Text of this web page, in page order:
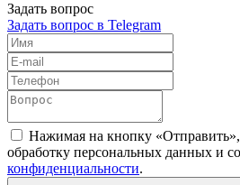
Задать вопрос
Задать вопрос в Telegram
Нажимая на кнопку «Отправить»,
обработку персональных данных и
конфиденциальности.